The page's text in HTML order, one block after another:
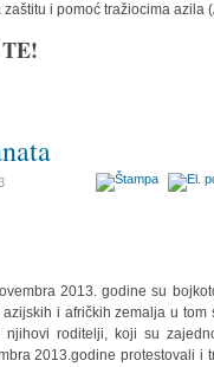
i pomoć tražiocima azila
2013. godine su
i afričkih zemalja u tom
roditelji, koji su
2013.godine protestovali i